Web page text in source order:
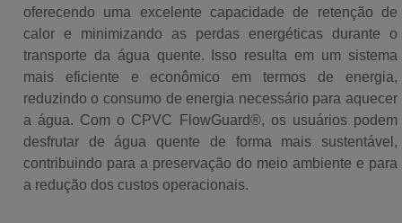
oferecendo uma excelente capacidade de retenção de
calor e minimizando as perdas energéticas durante o
transporte da água quente. Isso resulta em um sistema
mais eficiente e econômico em termos de energia,
reduzindo o consumo de energia necessário para aquecer
a água. Com o CPVC FlowGuard®, os usuários podem
desfrutar de água quente de forma mais sustentável,
contribuindo para a preservação do meio ambiente e para
a redução dos custos operacionais.